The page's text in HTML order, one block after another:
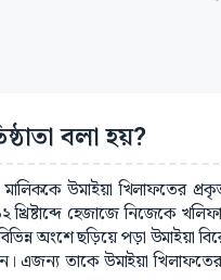
বলা হয়?
উমাইয়া খিলাফতের প্রকৃত
হেজাজে নিজেকে
অংশে ছড়িয়ে পড়া উমাইয়া
তাকে উমাইয়া খিলাফতের